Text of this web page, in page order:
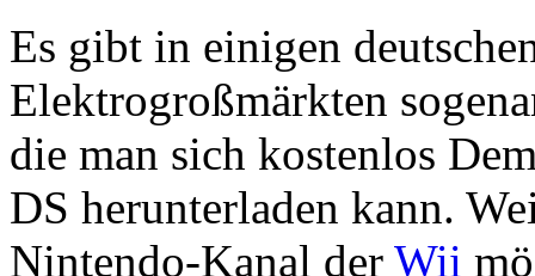
Es gibt in einigen
Elektrogroßmärkten
die man sich kostenlos
DS herunterladen kann.
Nintendo-Kanal der Wii